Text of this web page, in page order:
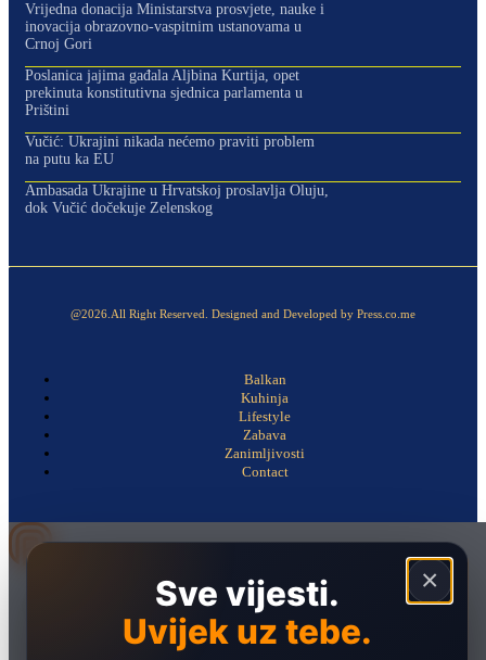
Vrijedna donacija Ministarstva prosvjete, nauke i
inovacija obrazovno-vaspitnim ustanovama u
Crnoj Gori
Poslanica jajima gađala Aljbina Kurtija, opet
prekinuta konstitutivna sjednica parlamenta u
Prištini
Vučić: Ukrajini nikada nećemo praviti problem
na putu ka EU
Ambasada Ukrajine u Hrvatskoj proslavlja Oluju,
dok Vučić dočekuje Zelenskog
@2026.All Right Reserved. Designed and Developed by Press.co.me
Balkan
Kuhinja
Lifestyle
Zabava
Zanimljivosti
Contact
×
Sve vijesti.
Uvijek uz tebe.